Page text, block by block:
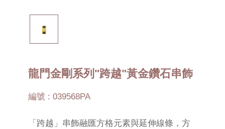
龍門金剛系列"跨越"黃金鑽石串飾
編號 : 039568PA
「跨越」串飾融匯方格元素與延伸線條，方